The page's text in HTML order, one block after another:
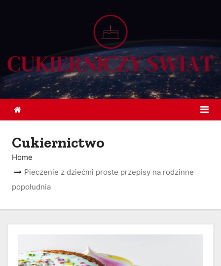
o
c
Cukiernictwo
Home
Pieczenie z dziećmi proste przepisy na rodzinne
popołudnia